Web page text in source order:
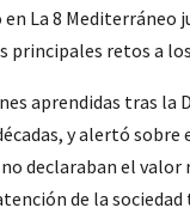
La 8 Mediterráneo
principales retos a
aprendidas tras la
y alertó sobre
declaraban el valor
de la sociedad